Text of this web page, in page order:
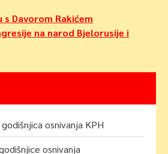
s Davorom Rakićem
na narod Bjelorusije i
osnivanja KPH
osnivanja